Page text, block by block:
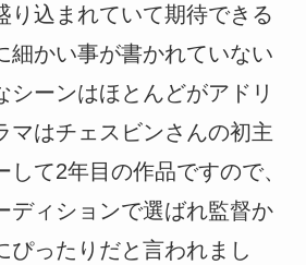
り込まれていて期待できる
細かい事が書かれていない
シーンはほとんどがアドリ
マはチェスビンさんの初主
て2年目の作品ですので、
ディションで選ばれ監督か
ぴったりだと言われまし